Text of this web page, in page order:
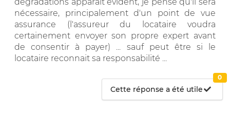
nécessaire, principalement d'un point de vue
assurance (l'assureur du locataire voudra
certainement envoyer son propre expert avant
de consentir à payer) ... sauf peut être si le
locataire reconnait sa responsabilité ...
Cette réponse a été utile
0